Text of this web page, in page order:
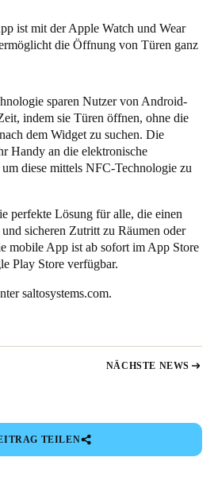
speichern
ist mit der Apple Watch und Wear
die Öffnung von Türen ganz
sparen Nutzer von Android-
indem sie Türen öffnen, ohne die
dem Widget zu suchen. Die
Handy an die elektronische
diese mittels NFC-Technologie zu
perfekte Lösung für alle, die einen
sicheren Zutritt zu Räumen oder
mobile App ist ab sofort im App Store
Play Store verfügbar.
saltosystems.com.
NÄCHSTE NEWS
TEILEN